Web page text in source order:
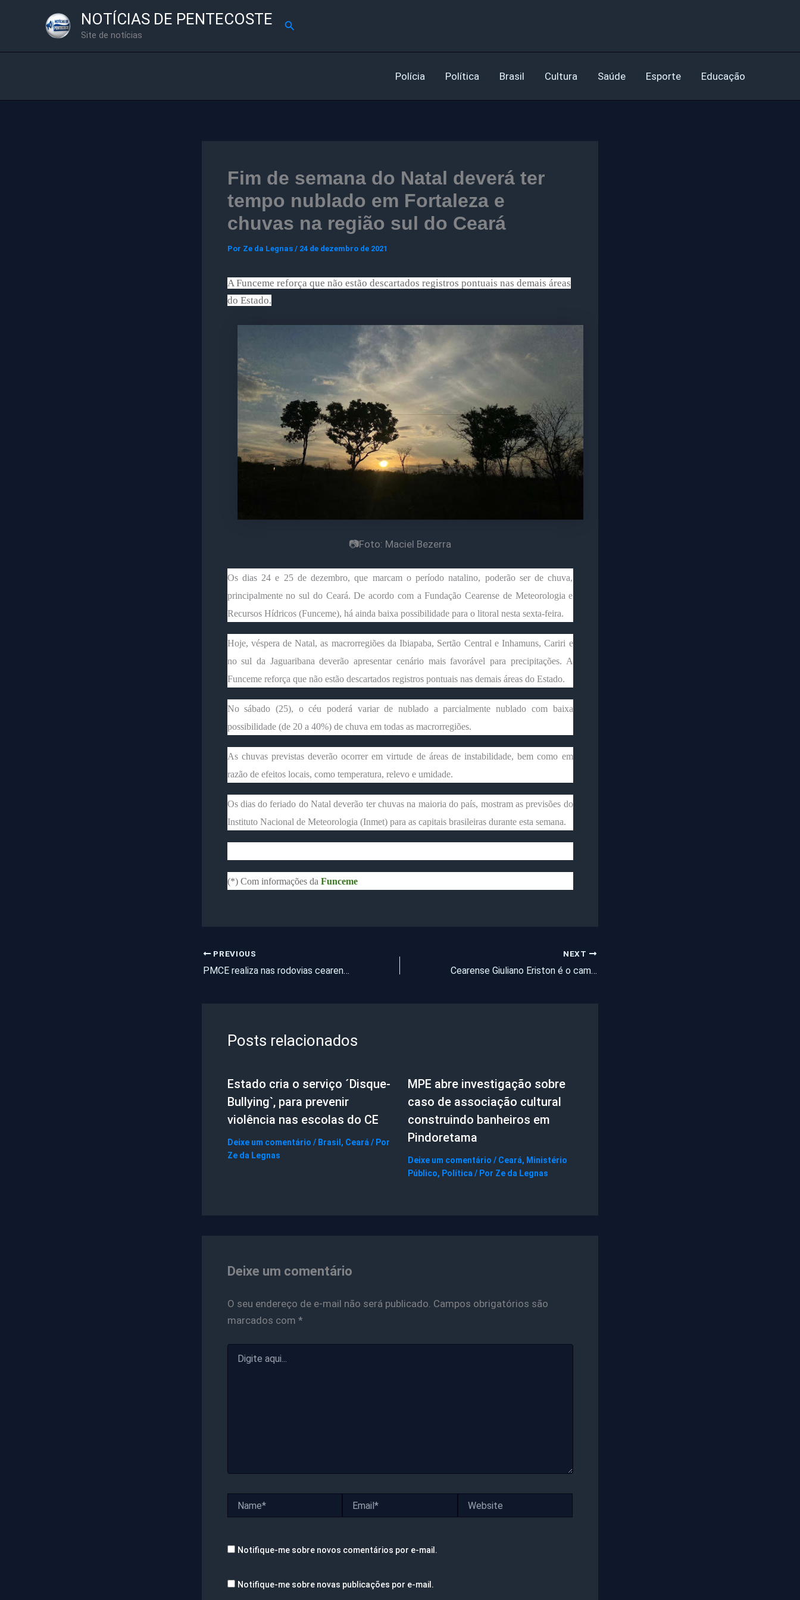
NOTÍCIAS DE PENTECOSTE
Site de notícias
Pesquisar
Polícia Política Brasil Cultura Saúde Esporte Educação
Fim de semana do Natal deverá ter
tempo nublado em Fortaleza e
chuvas na região sul do Ceará
Por Ze da Legnas / 24 de dezembro de 2021
A Funceme reforça que não estão descartados registros pontuais nas demais áreas
do Estado.
📷Foto: Maciel Bezerra
Os dias 24 e 25 de dezembro, que marcam o período natalino, poderão ser de chuva,
principalmente no sul do Ceará. De acordo com a Fundação Cearense de Meteorologia e
Recursos Hídricos (Funceme), há ainda baixa possibilidade para o litoral nesta sexta-feira.
Hoje, véspera de Natal, as macrorregiões da Ibiapaba, Sertão Central e Inhamuns, Cariri e
no sul da Jaguaribana deverão apresentar cenário mais favorável para precipitações. A
Funceme reforça que não estão descartados registros pontuais nas demais áreas do Estado.
No sábado (25), o céu poderá variar de nublado a parcialmente nublado com baixa
possibilidade (de 20 a 40%) de chuva em todas as macrorregiões.
As chuvas previstas deverão ocorrer em virtude de áreas de instabilidade, bem como em
razão de efeitos locais, como temperatura, relevo e umidade.
Os dias do feriado do Natal deverão ter chuvas na maioria do país, mostram as previsões do
Instituto Nacional de Meteorologia (Inmet) para as capitais brasileiras durante esta semana.
(*) Com informações da Funceme
PREVIOUS
PMCE realiza nas rodovias cearense operação “Natal Seguro 2021”
NEXT
Cearense Giuliano Eriston é o campeão do The Voice Brasil 2021
Posts relacionados
Estado cria o serviço ´Disque-
Bullying`, para prevenir
violência nas escolas do CE
Deixe um comentário / Brasil , Ceará/ Por
Ze da Legnas
MPE abre investigação sobre
caso de associação cultural
construindo banheiros em
Pindoretama
Deixe um comentário / Ceará, Ministério
Público, Política/ Por Ze da Legnas
Deixe um comentário
O seu endereço de e-mail não será publicado. Campos obrigatórios são
marcados com *
aqui...
Notifique-me sobre novos comentários por e-mail.
Notifique-me sobre novas publicações por e-mail.